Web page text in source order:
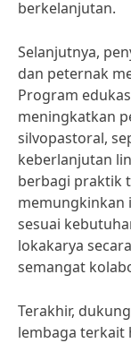
berkelanjutan.
Selanjutnya,
dan peternak
Program
meningkatkan
silvopastoral,
keberlanjutan
berbagi praktik
memungkinkan
sesuai
lokakarya
semangat
Terakhir,
lembaga terkait